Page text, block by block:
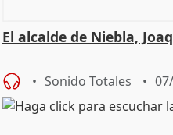
El alcalde de Niebla,
Sonido Totales